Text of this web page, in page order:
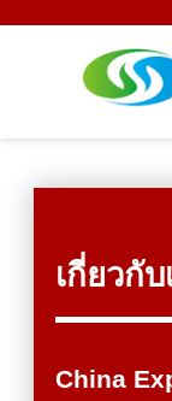
เกี่ยวกับ
China